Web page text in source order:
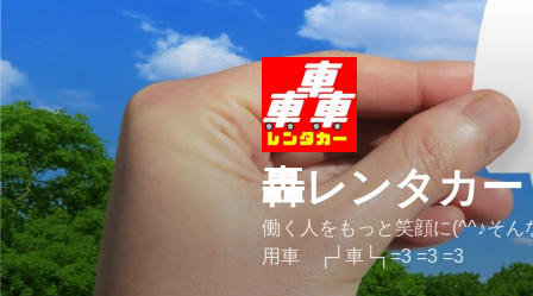
テ
ン
ツ
へ
ス
キ
ッ
プ
轟レンタカー
働く人をもっと笑顔に(^^♪そ
用車 ┌┘車└┐=3 =3 =3